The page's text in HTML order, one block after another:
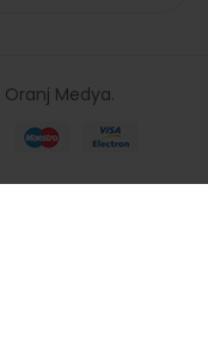
Oranj Medya.